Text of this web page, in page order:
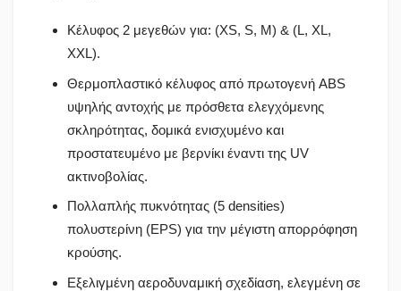
Κέλυφος 2 μεγεθών για: (XS, S, M) & (L, XL,
XXL).
Θερμοπλαστικό κέλυφος από πρωτογενή ABS
υψηλής αντοχής με πρόσθετα ελεγχόμενης
σκληρότητας, δομικά ενισχυμένο και
προστατευμένο με βερνίκι έναντι της UV
ακτινοβολίας.
Πολλαπλής πυκνότητας (5 densities)
πολυστερίνη (EPS) για την μέγιστη απορρόφηση
κρούσης.
Εξελιγμένη αεροδυναμική σχεδίαση, ελεγμένη σε